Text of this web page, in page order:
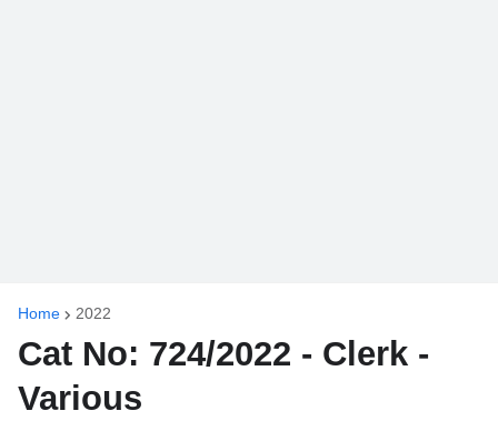
Home 2022
Cat No: 724/2022 - Clerk -
Various